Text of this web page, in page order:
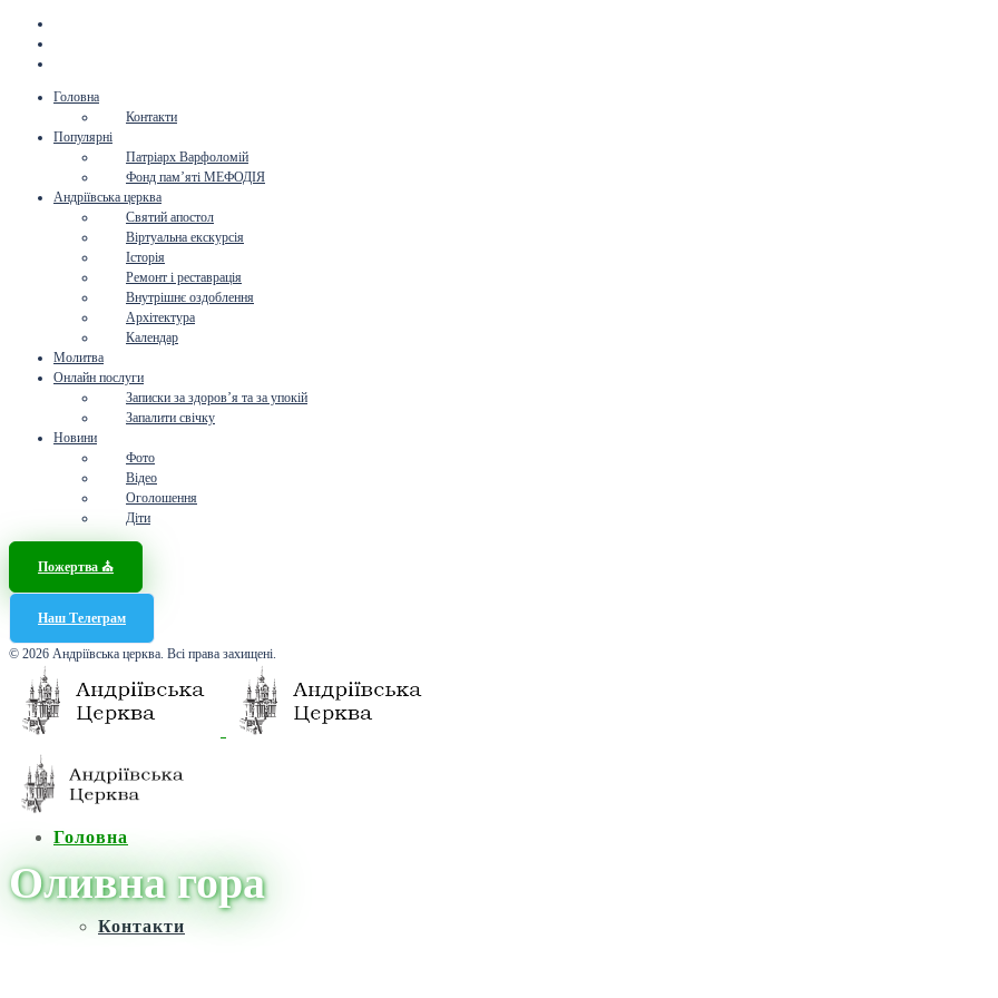
Головна
Контакти
Популярні
Патріарх Варфоломій
Фонд пам’яті МЕФОДІЯ
Андріївська церква
Святий апостол
Віртуальна екскурсія
Історія
Ремонт і реставрація
Внутрішнє оздоблення
Архітектура
Календар
Молитва
Онлайн послуги
Записки за здоров’я та за упокій
Запалити свічку
Новини
Фото
Відео
Оголошення
Діти
Пожертва ⛪️
Наш Телеграм
© 2026 Андріївська церква. Всі права захищені.
Головна
Контакти
Оливна гора